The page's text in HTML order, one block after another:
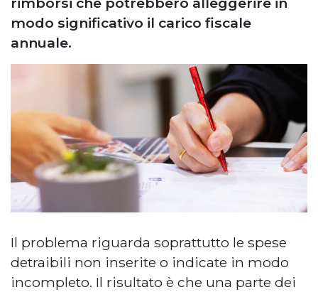
modo significativo il carico fiscale
annuale.
Il problema riguarda soprattutto le spese
detraibili non inserite o indicate in modo
incompleto. Il risultato è che una parte dei